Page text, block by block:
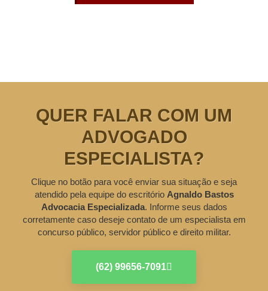
QUER FALAR COM UM
ADVOGADO
ESPECIALISTA?
Clique no botão para você enviar sua situação e seja
atendido pela equipe do escritório Agnaldo Bastos
Advocacia Especializada. Informe seus dados
corretamente caso deseje contato de um especialista em
concurso público, servidor público e direito militar.
(62) 99656-7091